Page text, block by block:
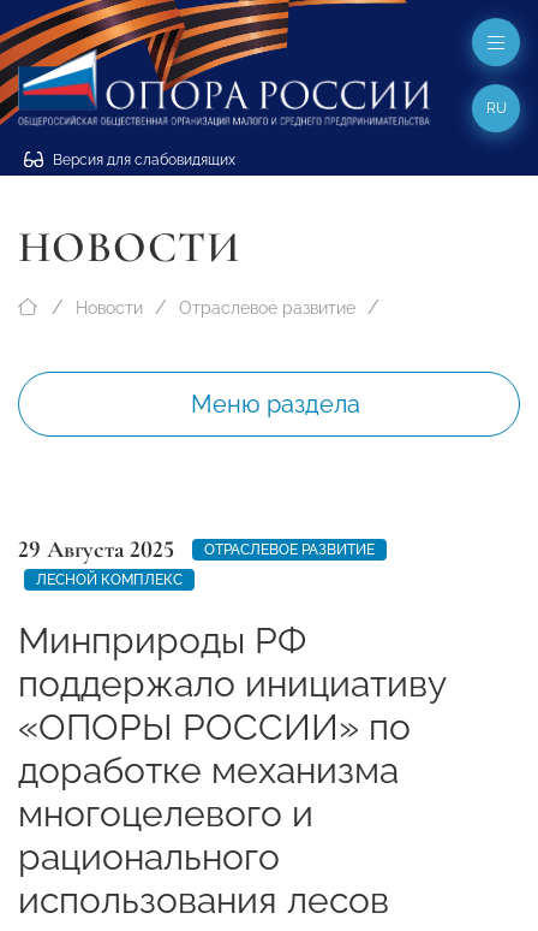
Версия для слабовидящих
RU
НОВОСТИ
Новости Отраслевое развитие
Меню раздела
29 Августа 2025
ОТРАСЛЕВОЕ РАЗВИТИЕ
ЛЕСНОЙ КОМПЛЕКС
Минприроды РФ
поддержало инициативу
«ОПОРЫ РОССИИ» по
доработке механизма
многоцелевого и
рационального
использования лесов